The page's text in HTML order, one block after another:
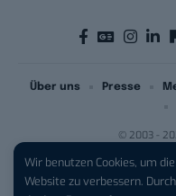
Wir benutzen Cookies, um
Website zu verbessern.
© 2003 -
Über uns Presse
iPhone 17 Pro